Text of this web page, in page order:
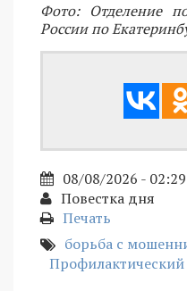
Фото: Отделение
России по
08/08/2026 - 02:29
Повестка дня
Печать
борьба с